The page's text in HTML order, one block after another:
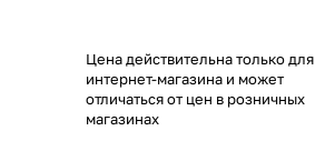
Цена действительна только для
интернет-магазина и может
отличаться от цен в розничных
магазинах
любого банка